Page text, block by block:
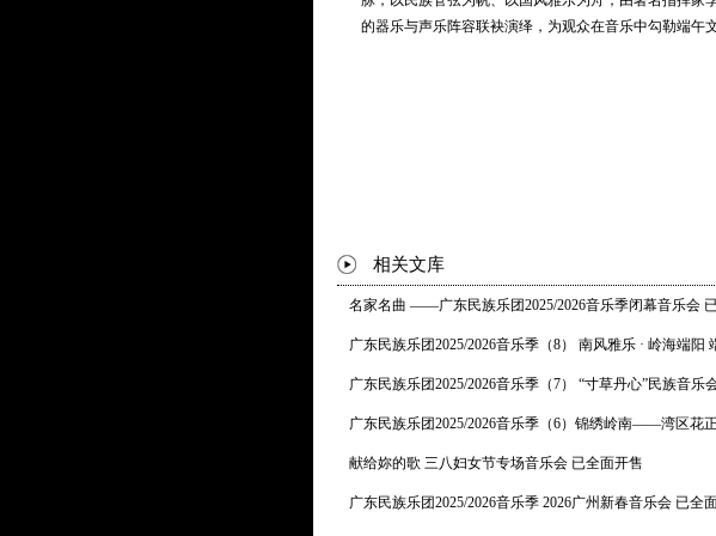
1）珠江源
2）百年伶仃洋
的器乐与声乐阵容联袂演绎，为观众在音乐中勾勒端午
相关文库
名家名曲 ——广东民族乐团2025/2026音乐季闭幕音乐会
广东民族乐团2025/2026音乐季（8） 南风雅乐 · 岭海端阳
广东民族乐团2025/2026音乐季（7） “寸草丹心”民族音乐
广东民族乐团2025/2026音乐季（6）锦绣岭南——湾区花
献给妳的歌 三八妇女节专场音乐会 已全面开售
广东民族乐团2025/2026音乐季 2026广州新春音乐会 已全